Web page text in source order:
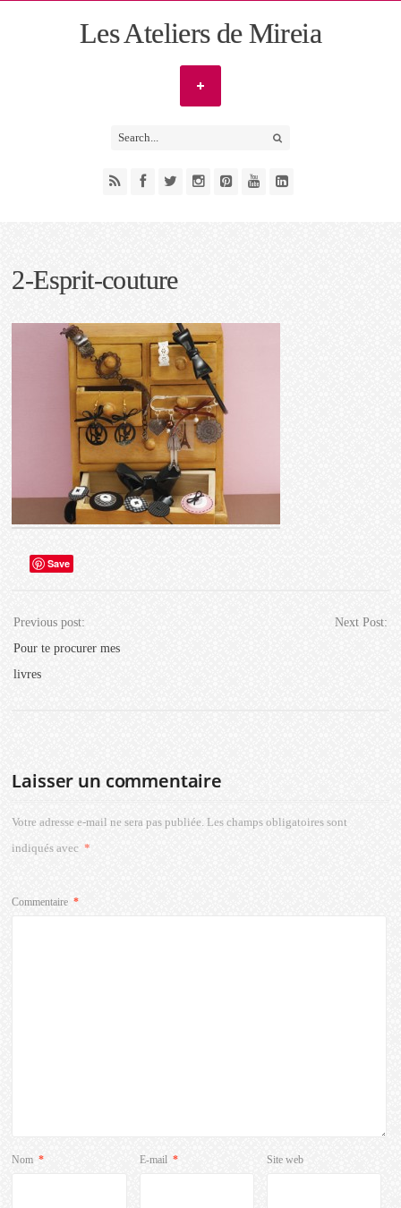
Les Ateliers de Mireia
2-Esprit-couture
Save
Previous post:
Pour te procurer mes
livres
Next Post:
Laisser un commentaire
Votre adresse e-mail ne sera pas publiée. Les champs obligatoires sont
indiqués avec *
Commentaire *
Nom * E-mail * Site web